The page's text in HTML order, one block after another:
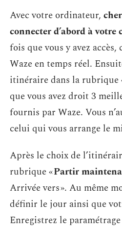
Avec votre ordinateur,
connecter d’abord à votre
fois que vous y avez
Waze en temps réel.
itinéraire dans la rubrique
que vous avez droit 3
fournis par Waze. Vous
celui qui vous arrange le
Après le choix de
rubrique «Partir
Arrivée vers ». Au même
définir le jour ainsi que
Enregistrez le